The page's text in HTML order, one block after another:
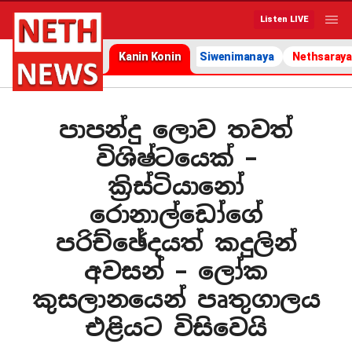
Listen LIVE
Kanin Konin Siwenimanaya Nethsaraya
පාපන්දු ලොව තවත්
විශිෂ්ටයෙක් –
ක්‍රිස්ටියානෝ
රොනාල්ඩෝගේ
පරිච්ඡේදයත් කදුලින්
අවසන් – ලෝක
කුසලානයෙන් පෘතුගාලය
එළියට විසිවෙයි